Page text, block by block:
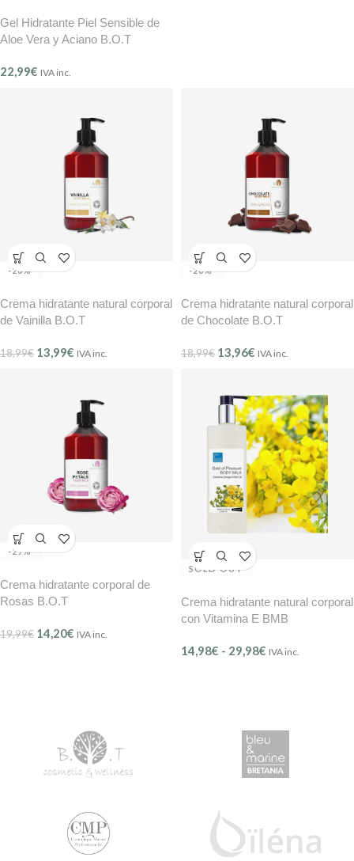
Gel Hidratante Piel Sensible de
Aloe Vera y Aciano B.O.T
22,99€ IVA inc.
-26%
Crema hidratante natural corporal
de Vainilla B.O.T
18,99€ 13,99€ IVA inc.
-26%
Crema hidratante natural corporal
de Chocolate B.O.T
18,99€ 13,96€ IVA inc.
-29%
Crema hidratante corporal de
Rosas B.O.T
19,99€ 14,20€ IVA inc.
SOLD OUT
Crema hidratante natural corporal
con Vitamina E BMB
14,98€ - 29,98€ IVA inc.